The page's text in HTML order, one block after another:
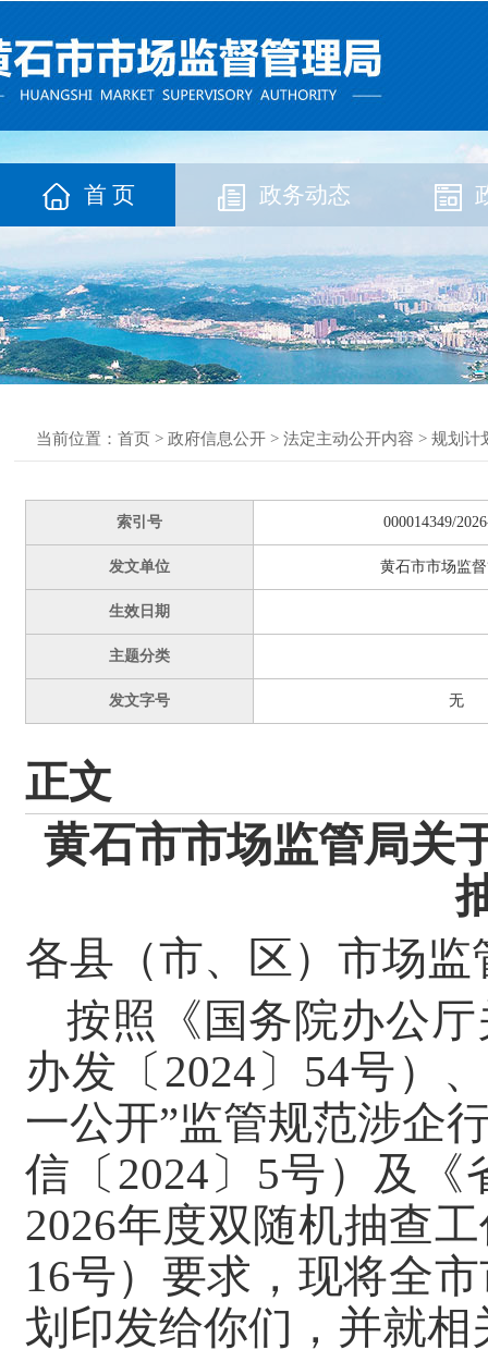
首 页 政务动态
当前位置： 首页 > 政府信息公开 > 法定主动公开内容 > 规划计
索引号 000014349/
发文单位 黄石市市场监
生效日期
主题分类
发文字号 无
正文
黄石市市场监管局关
各县（市、区）市场
按照《国务院办公
办发〔2024〕54号）
一公开”监管规范涉企
信〔2024〕5号）及
2026年度双随机抽查
16号）要求，现将全
划印发给你们，并就